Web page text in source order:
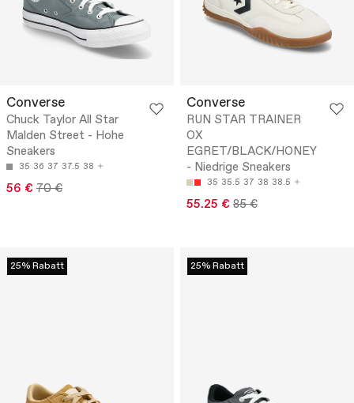
Converse
Chuck Taylor All Star
Malden Street - Hohe
Sneakers
35 36 37 37.5 38
56 € 70 €
Converse
RUN STAR TRAINER
OX
EGRET/BLACK/HONEY
- Niedrige Sneakers
35 35.5 37 38 38.5
55.25 € 85 €
25% Rabatt 25% Rabatt